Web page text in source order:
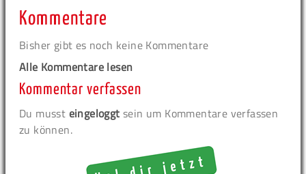
Kommentare
Bisher gibt es noch keine Kommentare
Alle Kommentare lesen
Kommentar verfassen
Du musst eingeloggt sein um Kommentare verfassen
zu können.